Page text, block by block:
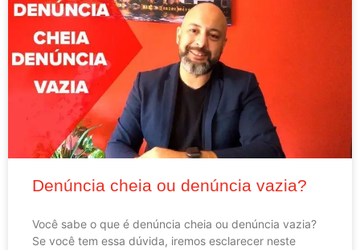
Denúncia cheia ou denúncia vazia?
Você sabe o que é denúncia cheia ou denúncia vazia?
Se você tem essa dúvida, iremos esclarecer neste